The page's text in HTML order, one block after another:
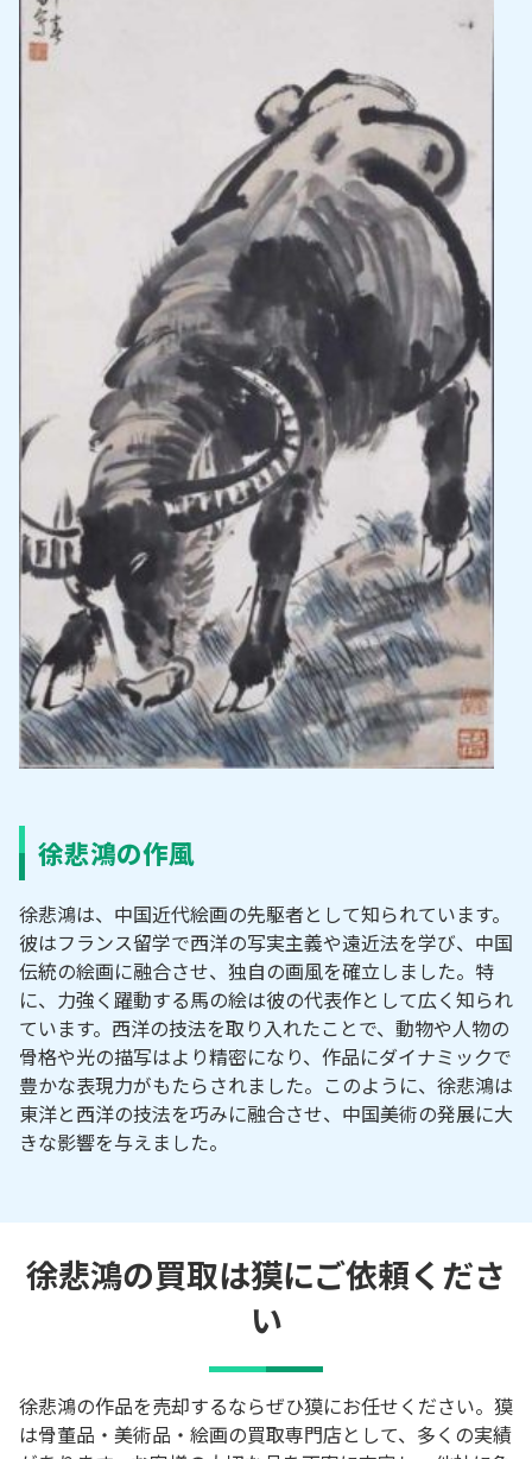
徐悲鴻の作風
徐悲鴻は、中国近代絵画の先駆者として知られています。
彼はフランス留学で西洋の写実主義や遠近法を学び、中国
伝統の絵画に融合させ、独自の画風を確立しました。特
に、力強く躍動する馬の絵は彼の代表作として広く知られ
ています。西洋の技法を取り入れたことで、動物や人物の
骨格や光の描写はより精密になり、作品にダイナミックで
豊かな表現力がもたらされました。このように、徐悲鴻は
東洋と西洋の技法を巧みに融合させ、中国美術の発展に大
きな影響を与えました。
徐悲鴻の買取は獏にご依頼くださ
い
徐悲鴻の作品を売却するならぜひ獏にお任せください。獏
は骨董品・美術品・絵画の買取専門店として、多くの実績